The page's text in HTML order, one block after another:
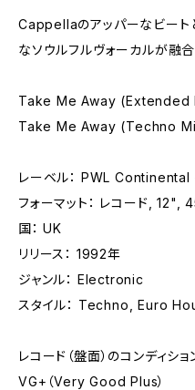
Cappellaのアッパーなビー
なソウルフルヴォーカルが融合
Take Me Away (Extended
Take Me Away (Techno
レーベル： PWL
フォーマット： レコード, 12",
国： UK
リリース： 1992年
ジャンル： Electronic
スタイル： Techno, Euro
レコード（盤面）のコンディショ
VG+（Very Good Plus）